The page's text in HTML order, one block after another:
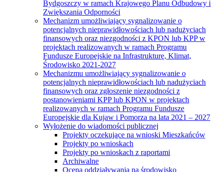
Bydgoszczy w ramach Krajowego Planu Odbudowy i
Zwiększania Odporności
Mechanizm umożliwiający sygnalizowanie o
potencjalnych nieprawidłowościach lub nadużyciach
finansowych oraz niezgodności z KPON lub KPP w
projektach realizowanych w ramach Programu
Fundusze Europejskie na Infrastrukturę, Klimat,
Środowisko 2021-2027
Mechanizmu umożliwiający sygnalizowanie o
potencjalnych nieprawidłowościach lub nadużyciach
finansowych oraz zgłoszenie niezgodności z
postanowieniami KPP lub KPON w projektach
realizowanych w ramach Programu Fundusze
Europejskie dla Kujaw i Pomorza na lata 2021 – 2027
Wyłożenie do wiadomości publicznej
Projekty oczekujące na wnioski Mieszkańców
Projekty po wnioskach
Projekty po wnioskach z raportami
Archiwalne
Ocena oddziaływania na środowisko